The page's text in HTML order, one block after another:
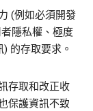
(例如必須開發
隱私權、極度
的存取要求。
存取和改正收
保護資訊不致